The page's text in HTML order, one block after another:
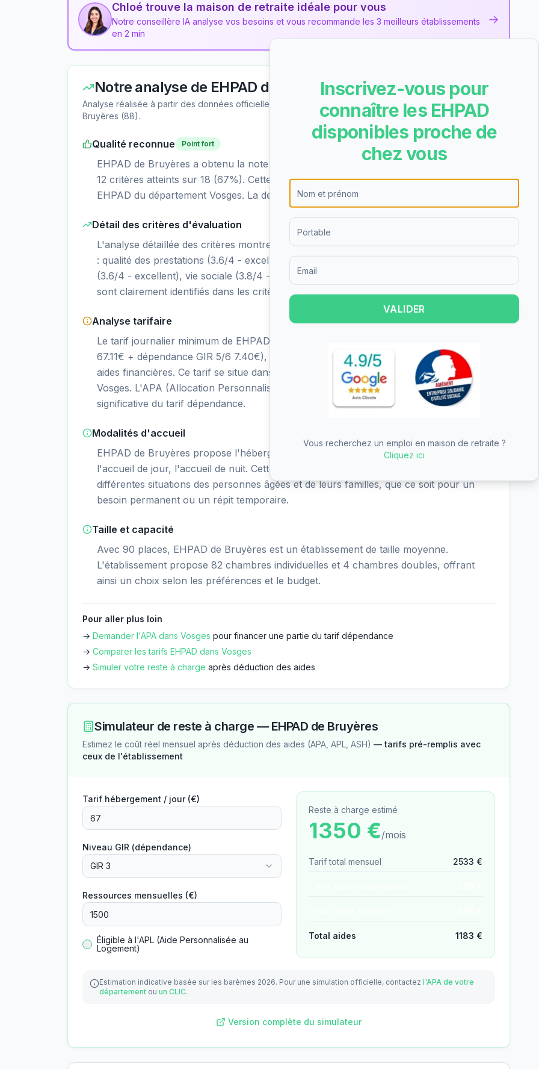
Chloé trouve la maison de retraite idéale pour vous
Notre conseillère IA analyse vos besoins et vous recommande les 3 meilleurs établissements
en 2 min
→
Notre analyse de EHPAD de Bruyères
Analyse réalisée à partir des données officielles et des avis collectés pour cet EHPAD public situé à
Bruyères (88).
Qualité reconnue Point fort
EHPAD de Bruyères a obtenu la note B lors de l'évaluation nationale de qualité, avec
12 critères atteints sur 18 (67%). Cette note place l'établissement parmi les bons
EHPAD du département Vosges. La dernière évaluation date du 09/04/2024.
Détail des critères d'évaluation
L'analyse détaillée des critères montre les résultats suivants pour EHPAD de Bruyères
: qualité des prestations (3.6/4 - excellent), nutrition (3.4/4 - excellent), cadre de vie
(3.6/4 - excellent), vie sociale (3.8/4 - excellent). Les points forts de l'établissement
sont clairement identifiés dans les critères les mieux notés.
Analyse tarifaire
Le tarif journalier minimum de EHPAD de Bruyères est de 74.51€/jour (hébergement
67.11€ + dépendance GIR 5/6 7.40€), soit environ 2273€ par mois avant déduction des
aides financières. Ce tarif se situe dans la moyenne des EHPAD du département
Vosges. L'APA (Allocation Personnalisée d'Autonomie) peut couvrir une partie
significative du tarif dépendance.
Modalités d'accueil
EHPAD de Bruyères propose l'hébergement permanent, l'hébergement temporaire,
l'accueil de jour, l'accueil de nuit. Cette diversité d'offres permet de s'adapter aux
différentes situations des personnes âgées et de leurs familles, que ce soit pour un
besoin permanent ou un répit temporaire.
Taille et capacité
Avec 90 places, EHPAD de Bruyères est un établissement de taille moyenne.
L'établissement propose 82 chambres individuelles et 4 chambres doubles, offrant
ainsi un choix selon les préférences et le budget.
Pour aller plus loin
→ Demander l'APA dans Vosges pour financer une partie du tarif dépendance
→ Comparer les tarifs EHPAD dans Vosges
→ Simuler votre reste à charge après déduction des aides
Simulateur de reste à charge — EHPAD de Bruyères
Estimez le coût réel mensuel après déduction des aides (APA, APL, ASH) — tarifs pré-remplis avec
ceux de l'établissement
Tarif hébergement / jour (€)
Niveau GIR (dépendance)
GIR 3
Ressources mensuelles (€)
Éligible à l'APL (Aide Personnalisée au
Logement)
Reste à charge estimé
1350 €/mois
Tarif total mensuel 2533 €
Total aides 1183 €
Estimation indicative basée sur les barèmes 2026. Pour une simulation officielle, contactez l'APA de votre
département ou un CLIC.
Version complète du simulateur
Inscrivez-vous pour
connaître les EHPAD
disponibles proche de
chez vous
VALIDER
Vous recherchez un emploi en maison de retraite ?
Cliquez ici